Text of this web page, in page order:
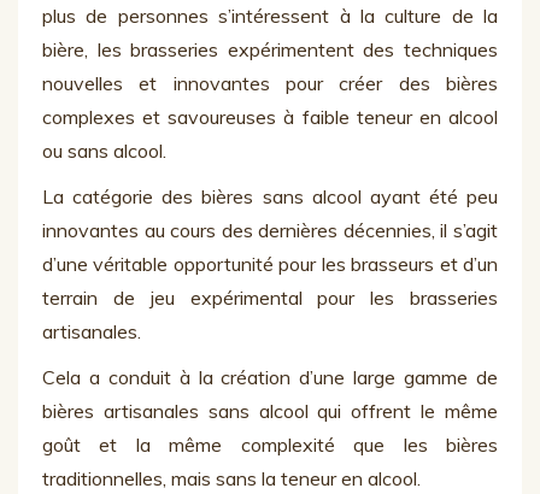
plus de personnes s’intéressent à la culture de la
bière, les brasseries expérimentent des techniques
nouvelles et innovantes pour créer des bières
complexes et savoureuses à faible teneur en alcool
ou sans alcool.
La catégorie des bières sans alcool ayant été peu
innovantes au cours des dernières décennies, il s’agit
d’une véritable opportunité pour les brasseurs et d’un
terrain de jeu expérimental pour les brasseries
artisanales.
Cela a conduit à la création d’une large gamme de
bières artisanales sans alcool qui offrent le même
goût et la même complexité que les bières
traditionnelles, mais sans la teneur en alcool.